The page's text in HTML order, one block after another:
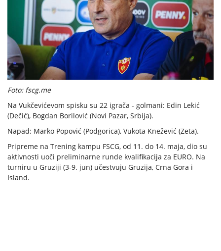
Foto: fscg.me
Na Vukčevićevom spisku su 22 igrača - golmani: Edin Lekić
(Dečić), Bogdan Borilović (Novi Pazar, Srbija).
Napad: Marko Popović (Podgorica), Vukota Knežević (Zeta).
Pripreme na Trening kampu FSCG, od 11. do 14. maja, dio su
aktivnosti uoči preliminarne runde kvalifikacija za EURO. Na
turniru u Gruziji (3-9. jun) učestvuju Gruzija, Crna Gora i
Island.